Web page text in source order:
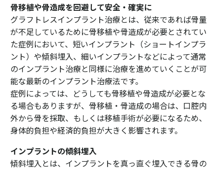
骨移植や骨造成を回避して安全・確実に
グラフトレスインプラント治療とは、従来であれば骨量
が不足しているために骨移植や骨造成が必要とされてい
た症例において、短いインプラント（ショートインプラ
ント）や傾斜埋入、細いインプラントなどによって通常
のインプラント治療と同様に治療を進めていくことが可
能な最新のインプラント治療法です。
症例によっては、どうしても骨移植や骨造成が必要とな
る場合もありますが、骨移植・骨造成の場合は、口腔内
外から骨を採取、もしくは移植手術が必要になるため、
身体的負担や経済的負担が大きく影響されます。
インプラントの傾斜埋入
傾斜埋入とは、インプラントを真っ直ぐ埋入できる骨の